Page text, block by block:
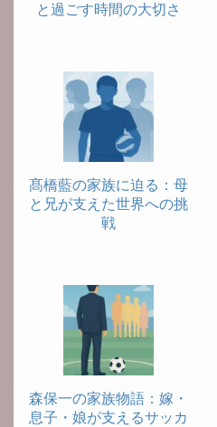
と過ごす時間の大切さ
髙橋藍の家族に迫る：母
と兄が支えた世界への挑
戦
森保一の家族物語：嫁・
息子・娘が支えるサッカ